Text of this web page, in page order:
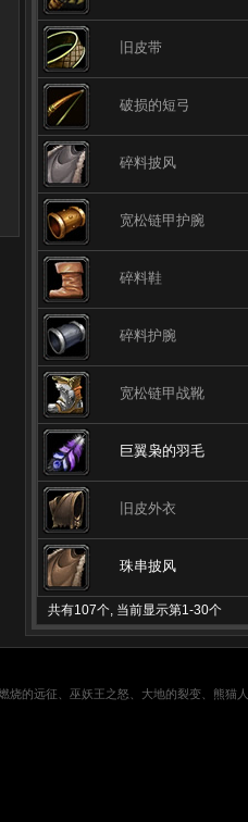
旧皮带
破损的短弓
碎料披风
宽松链甲护腕
碎料鞋
碎料护腕
宽松链甲战靴
巨翼枭的羽毛
旧皮外衣
珠串披风
共有107个, 当前显示第1-30个
烧的远征、巫妖王之怒、大地的裂变、熊猫